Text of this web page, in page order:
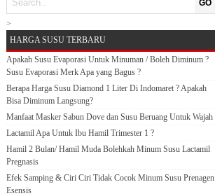
GO
>
HARGA SUSU TERBARU
Apakah Susu Evaporasi Untuk Minuman / Boleh Diminum ?
Susu Evaporasi Merk Apa yang Bagus ?
Berapa Harga Susu Diamond 1 Liter Di Indomaret ? Apakah
Bisa Diminum Langsung?
Manfaat Masker Sabun Dove dan Susu Beruang Untuk Wajah
Lactamil Apa Untuk Ibu Hamil Trimester 1 ?
Hamil 2 Bulan/ Hamil Muda Bolehkah Minum Susu Lactamil
Pregnasis
Efek Samping & Ciri Ciri Tidak Cocok Minum Susu Prenagen
Esensis